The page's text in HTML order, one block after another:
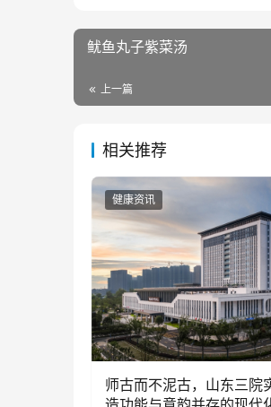
鱿鱼丸子紫菜汤
上一篇
相关推荐
健康资讯
师古而不泥古，山东三院